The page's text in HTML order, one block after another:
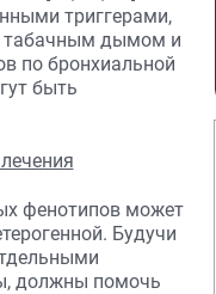
триггерами,
табачным дымом и
по бронхиальной
быть
фенотипов может
Будучи
должны помочь